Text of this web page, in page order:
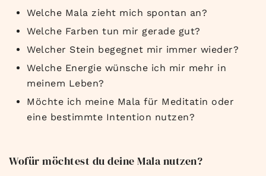
Welche Mala zieht mich spontan an?
Welche Farben tun mir gerade gut?
Welcher Stein begegnet mir immer wieder?
Welche Energie wünsche ich mir mehr in
meinem Leben?
Möchte ich meine Mala für Meditatin oder
eine bestimmte Intention nutzen?
Wofür möchtest du deine Mala nutzen?